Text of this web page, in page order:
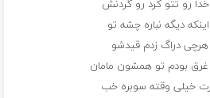
رو تتو کرد رو‌ گردنش
دیگه نباره چشه تو
دراگ زدم قیدشو
غرق بودم تو همشون مامان
خیلی وقته سوبره خب